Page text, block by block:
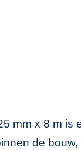
mm x 8 m is
de